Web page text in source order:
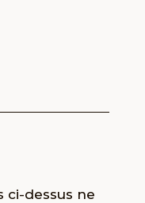
ci-dessus ne